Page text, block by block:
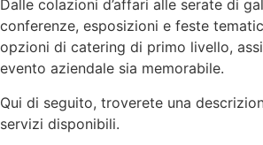
Dalle colazioni d’affari alle serate di
conferenze, esposizioni e feste
opzioni di catering di primo livello,
evento aziendale sia memorabile.
Qui di seguito, troverete una
servizi disponibili.